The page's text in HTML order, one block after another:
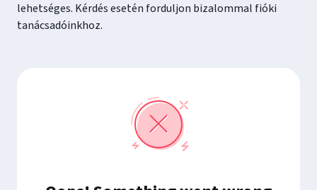
lehetséges. Kérdés esetén forduljon bizalommal fióki
tanácsadóinkhoz.